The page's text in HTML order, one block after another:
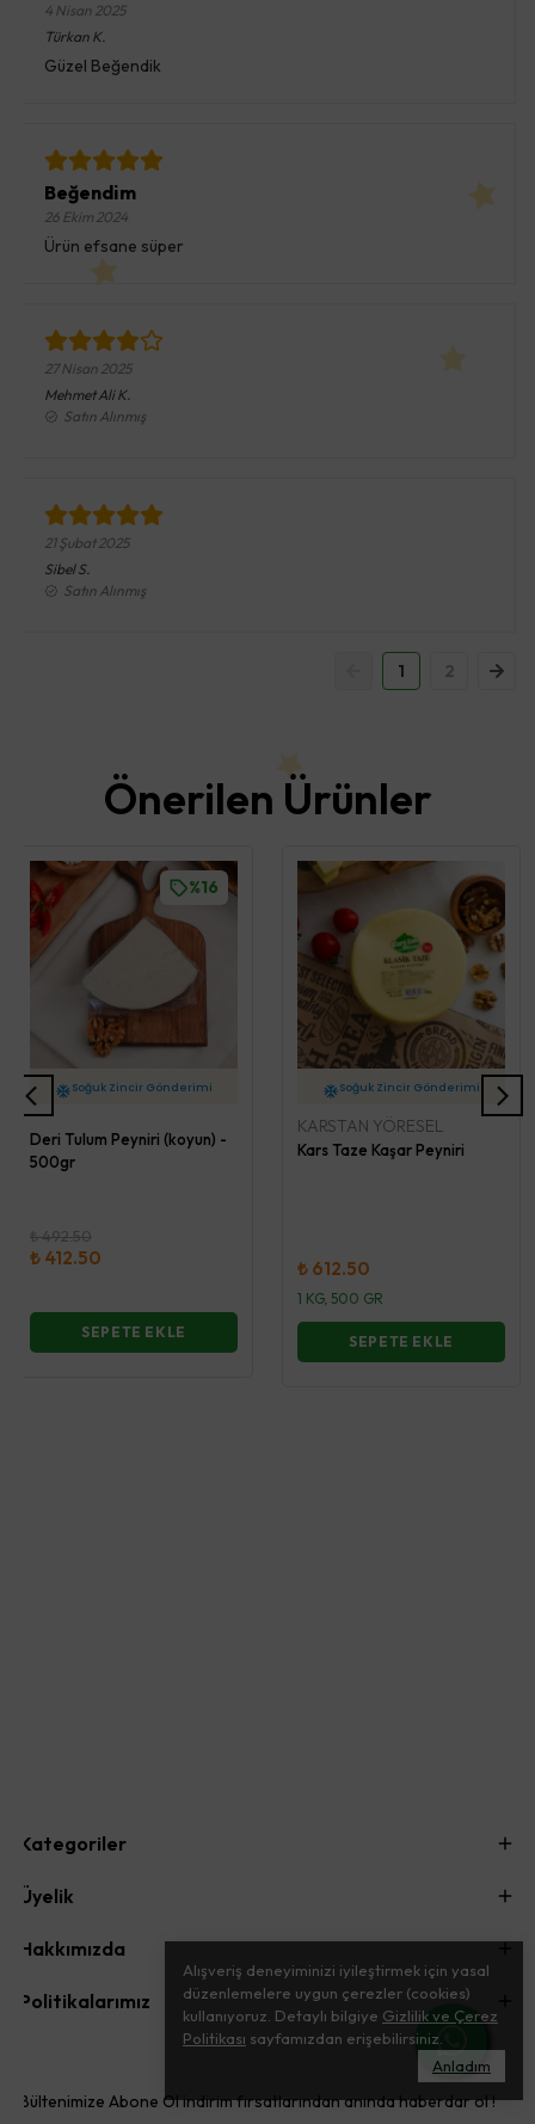
Alışveriş deneyiminizi iyileştirmek için yasal
düzenlemelere uygun çerezler (cookies)
kullanıyoruz. Detaylı bilgiye Gizlilik ve Çerez
Politikası sayfamızdan erişebilirsiniz.
Anladım
4 Nisan 2025
Türkan K.
Güzel Beğendik
Beğendim
26 Ekim 2024
Ürün efsane süper
27 Nisan 2025
Mehmet Ali K.
Satın Alınmış
21 Şubat 2025
Sibel S.
Satın Alınmış
1 2
Önerilen Ürünler
%16
2 İş Günü İçerisinde Kargo
Soğuk Zincir Gönderimi
Deri Tulum Peyniri (koyun) -
500gr
₺ 492.50
₺ 412.50
SEPETE EKLE
2 İş Günü İçerisinde Kargo
Soğuk Zincir Gönderimi
KARSTAN YÖRESEL
Kars Taze Kaşar Peyniri
₺ 612.50
1 KG, 500 GR
SEPETE EKLE
Kategoriler
Üyelik
Hakkımızda
Politikalarımız
Bültenimize Abone Ol indirim fırsatlarından anında haberdar ol !